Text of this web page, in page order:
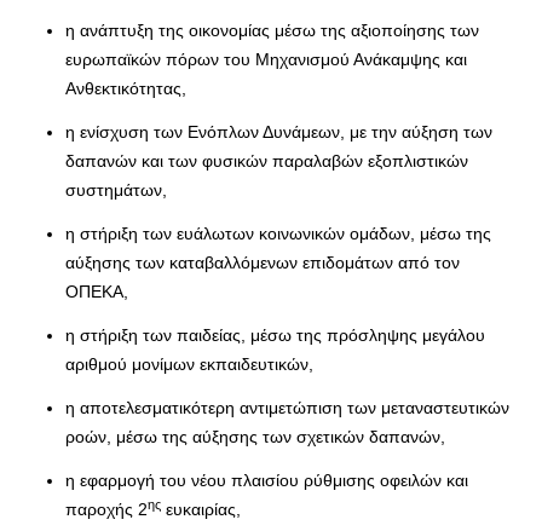
η ανάπτυξη της οικονομίας μέσω της αξιοποίησης των
ευρωπαϊκών πόρων του Μηχανισμού Ανάκαμψης και
Ανθεκτικότητας,
η ενίσχυση των Ενόπλων Δυνάμεων, με την αύξηση των
δαπανών και των φυσικών παραλαβών εξοπλιστικών
συστημάτων,
η στήριξη των ευάλωτων κοινωνικών ομάδων, μέσω της
αύξησης των καταβαλλόμενων επιδομάτων από τον
ΟΠΕΚΑ,
η στήριξη των παιδείας, μέσω της πρόσληψης μεγάλου
αριθμού μονίμων εκπαιδευτικών,
η αποτελεσματικότερη αντιμετώπιση των μεταναστευτικών
ροών, μέσω της αύξησης των σχετικών δαπανών,
η εφαρμογή του νέου πλαισίου ρύθμισης οφειλών και
παροχής 2ης ευκαιρίας,